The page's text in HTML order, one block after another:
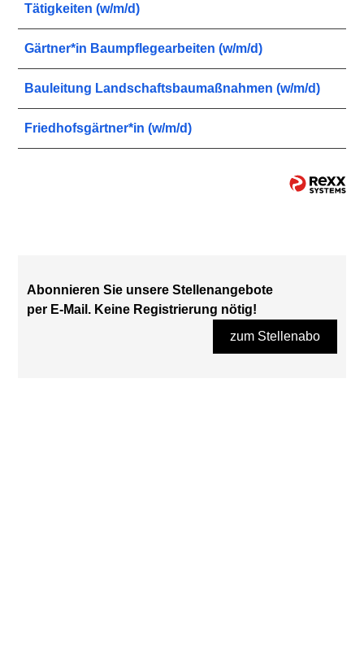
Tätigkeiten (w/m/d)
Gärtner*in Baumpflegearbeiten (w/m/d)
Bauleitung Landschaftsbaumaßnahmen (w/m/d)
Friedhofsgärtner*in (w/m/d)
Abonnieren Sie unsere Stellenangebote
per E-Mail. Keine Registrierung nötig!
zum Stellenabo